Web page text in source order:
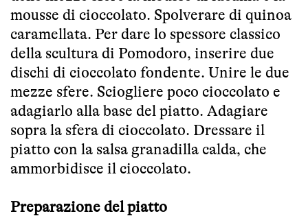
mousse di cioccolato. Spolverare di quinoa
caramellata. Per dare lo spessore classico
della scultura di Pomodoro, inserire due
dischi di cioccolato fondente. Unire le due
mezze sfere. Sciogliere poco cioccolato e
adagiarlo alla base del piatto. Adagiare
sopra la sfera di cioccolato. Dressare il
piatto con la salsa granadilla calda, che
ammorbidisce il cioccolato.
Preparazione del piatto